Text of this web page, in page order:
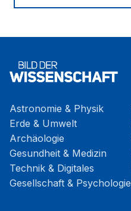
Astronomie & Physik
Erde & Umwelt
Archäologie
Gesundheit & Medizin
Technik & Digitales
Gesellschaft & Psychologie